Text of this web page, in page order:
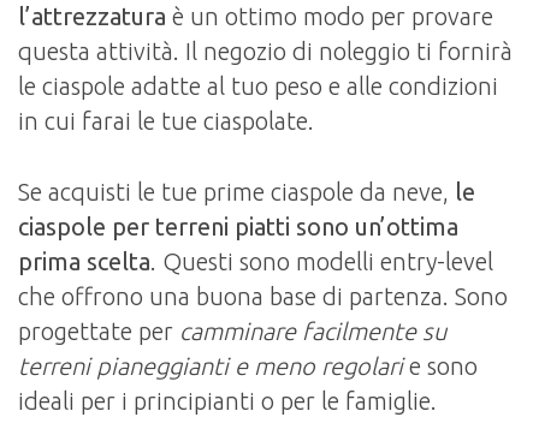
l’attrezzatura è un ottimo modo per provare
questa attività. Il negozio di noleggio ti fornirà
le ciaspole adatte al tuo peso e alle condizioni
in cui farai le tue ciaspolate.
Se acquisti le tue prime ciaspole da neve, le
ciaspole per terreni piatti sono un’ottima
prima scelta. Questi sono modelli entry-level
che offrono una buona base di partenza. Sono
progettate per camminare facilmente su
terreni pianeggianti e meno regolarie sono
ideali per i principianti o per le famiglie.